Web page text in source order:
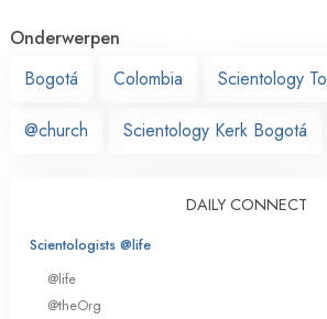
Onderwerpen
Bogotá
Colombia Scientology
@church Scientology Kerk Bogotá
DAILY CONNECT
Scientologists @life
@life
@theOrg